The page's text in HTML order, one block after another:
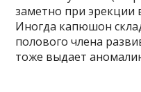
заметно при эрекции
Иногда капюшон
полового члена
тоже выдает